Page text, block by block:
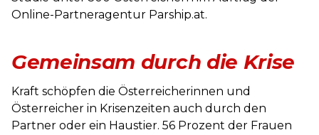
Online-Partneragentur Parship.at.
Gemeinsam durch die Krise
Kraft schöpfen die Österreicherinnen und
Österreicher in Krisenzeiten auch durch den
Partner oder ein Haustier. 56 Prozent der Frauen